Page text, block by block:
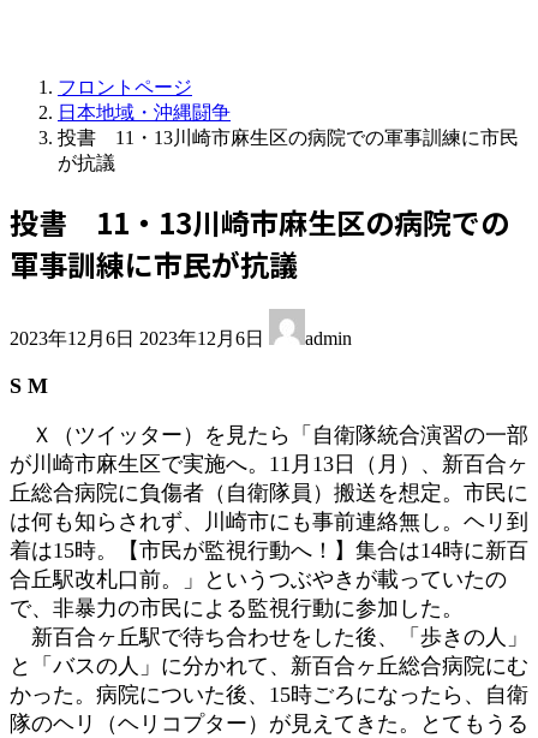
フロントページ
日本地域・沖縄闘争
投書 11・13川崎市麻生区の病院での軍事訓練に市民
が抗議
投書 11・13川崎市麻生区の病院での
軍事訓練に市民が抗議
2023年12月6日 終
時
:
2023年12月6日 admin
S M
Ｘ（ツイッター）を見たら「自衛隊統合演習の一部
が川崎市麻生区で実施へ。11月13日（月）、新百合ヶ
丘総合病院に負傷者（自衛隊員）搬送を想定。市民に
は何も知らされず、川崎市にも事前連絡無し。ヘリ到
着は15時。【市民が監視行動へ！】集合は14時に新百
合丘駅改札口前。」というつぶやきが載っていたの
で、非暴力の市民による監視行動に参加した。
新百合ヶ丘駅で待ち合わせをした後、「歩きの人」
と「バスの人」に分かれて、新百合ヶ丘総合病院にむ
かった。病院についた後、15時ごろになったら、自衛
隊のヘリ（ヘリコプター）が見えてきた。とてもうる